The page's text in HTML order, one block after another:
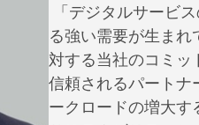
「デジタルサービ
る強い需要が生ま
対する当社のコミッ
信頼されるパートナ
ークロードの増大